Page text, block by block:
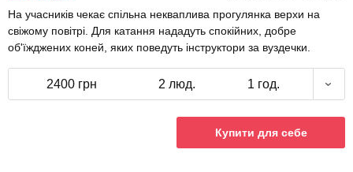
На учасників чекає спільна некваплива прогулянка верхи на
свіжому повітрі. Для катання нададуть спокійних, добре
об'їжджених коней, яких поведуть інструктори за вуздечки.
2400 грн 2 люд. 1 год.
Купити для себе